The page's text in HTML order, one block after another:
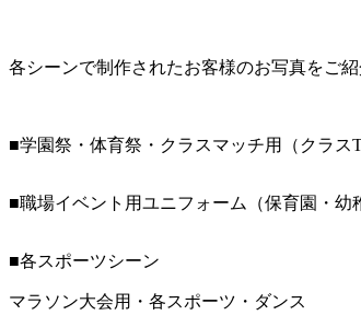
各シーンで制作されたお客様のお写真をご
■学園祭・体育祭・クラスマッチ用（クラス
■職場イベント用ユニフォーム（保育園・幼
■各スポーツシーン
マラソン大会用・各スポーツ・ダンス